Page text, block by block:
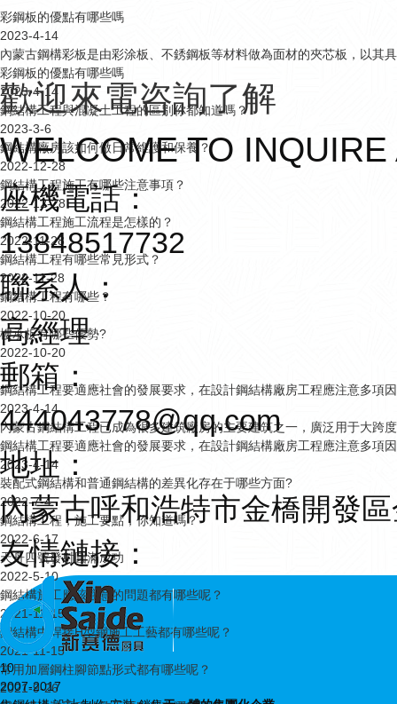
彩鋼板的優點有哪些嗎
2023-4-14
內蒙古鋼構彩板是由彩涂板、不銹鋼板等材料做為面材的夾芯板，以其
彩鋼板的優點有哪些嗎
2023-4-14
鋼結構工程與混凝土工程的區別你都知道嗎？
2023-3-6
鋼結構廠房該如何做日常維護和保養？
2022-12-28
鋼結構工程施工有哪些注意事項？
2022-12-28
鋼結構工程施工流程是怎樣的？
2022-11-28
鋼結構工程有哪些常見形式？
2022-11-28
鋼結構工程有哪些？
2022-10-20
樓承板有哪些優勢?
2022-10-20
鋼結構工程要適應社會的發展要求，在設計鋼結構廠房工程應注意多項
2023-4-14
內蒙古鋼結構工程已成為很多建筑廠房的主要建筑之一，廣泛用于大跨
鋼結構工程要適應社會的發展要求，在設計鋼結構廠房工程應注意多項
2023-4-14
裝配式鋼結構和普通鋼結構的差異化存在于哪些方面?
2022-7-4
鋼結構工程，施工要點，你知道嗎？
2022-6-17
天舟四號發射圓滿成功
2022-5-10
鋼結構施工應該注意的問題都有哪些呢？
2021-11-15
鋼結構中焊接H型鋼施工工藝都有哪些呢？
2021-11-15
常用加層鋼柱腳節點形式都有哪些呢？
2021-9-26
歡迎來電咨詢了解
WELCOME TO INQUIRE
座機電話：
13848517732
聯系人：
高經理
郵箱：
444043778@qq.com
地址：
內蒙古呼和浩特市金橋開發
友情鏈接：
10
2007-2017